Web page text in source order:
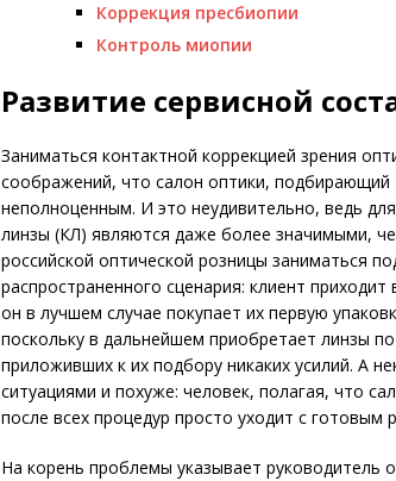
Коррекция пресбиопии
Контроль миопии
Развитие сервисной
Заниматься контактной коррекцией зрения
соображений, что салон оптики,
неполноценным. И это неудивительно, ведь
линзы (КЛ) являются даже более значимыми,
российской оптической розницы заниматься
распространенного сценария: клиент
он в лучшем случае покупает их первую
поскольку в дальнейшем приобретает линзы
приложивших к их подбору никаких усилий. А
ситуациями и похуже: человек, полагая, что
после всех процедур просто уходит с
На корень проблемы указывает руководитель